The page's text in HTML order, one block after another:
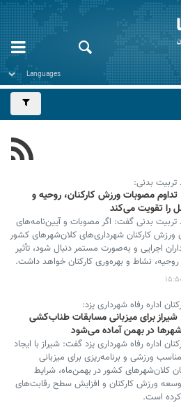
بدنی:
تداوم مصوبات ورزش کارکنان، روحیه و
را تقویت می‌کند
بدنی گفت: اگر مصوبات و آیین‌نامه‌های
کارکنان شهرداری‌های کلان‌شهرهای کشور
اجرایی و به‌صورت مستمر دنبال شود، تأثیر
روحیه، نشاط و بهره‌وری کارکنان خواهد داشت.
اداره رفاه شهرداری یزد:
شیراز برای میزبانی مسابقات طناب‌کشی
در بهمن‌ آماده می‌شود
اداره رفاه شهرداری یزد گفت: شیراز با ایجاد
ورزشی و برنامه‌ریزی برای میزبانی
کلان‌شهرهای کشور در بهمن‌ماه، شرایط
ورزش کارکنان و افزایش سطح رقابت‌های
است.